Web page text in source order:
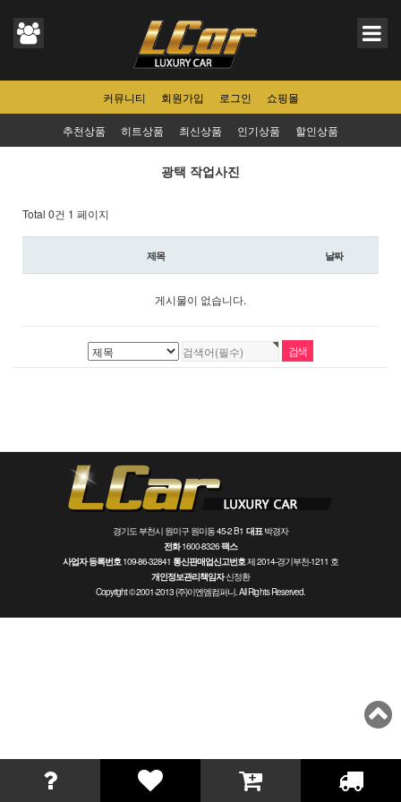
커뮤니티 회원가입 로그인 쇼핑몰
추천상품 히트상품 최신상품 인기상품 할인상품
광택 작업사진
Total 0건 1 페이지
제목 날짜
게시물이 없습니다.
경기도 부천시 원미구 원미동 45-2 B1 대표박경자
전화1600-8326팩스
사업자 등록번호109-86-32841 통신판매업신고번호제 2014-경기부천-1211 호
개인정보관리책임자신정환
Copyright © 2001-2013 (주)이엔엠컴퍼니. All Rights Reserved.